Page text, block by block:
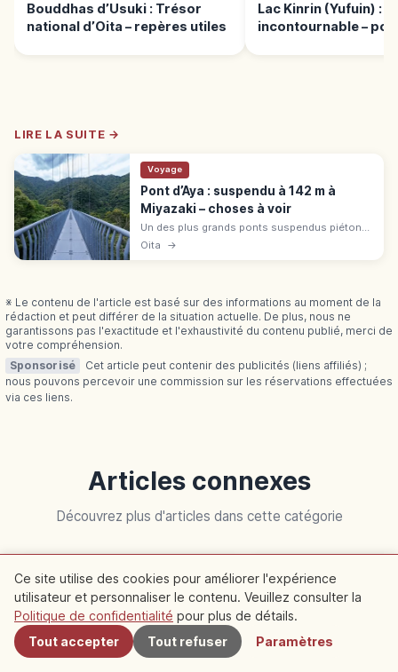
Bouddhas d’Usuki : Trésor
national d’Oita – repères utiles
Lac Kinrin (Yufuin) :
incontournable –
LIRE LA SUITE →
Voyage
Pont d’Aya : suspendu à 142 m à
Miyazaki – choses à voir
Un des plus grands ponts suspendus piétons
du Japon (142 m × 250 m × 1,2 m) à Aya,
Oita →
※ Le contenu de l'article est basé sur des informations au moment de la
rédaction et peut différer de la situation actuelle. De plus, nous ne
garantissons pas l'exactitude et l'exhaustivité du contenu publié, merci de
votre compréhension.
Sponsorisé
Cet article peut contenir des publicités (liens affiliés) ;
nous pouvons percevoir une commission sur les réservations effectuées
via ces liens.
Articles connexes
Découvrez plus d'articles dans cette catégorie
Kyoto Kyoto
À proximité
Ce site utilise des cookies pour améliorer l'expérience
utilisateur et personnaliser le contenu. Veuillez consulter la
Politique de confidentialité pour plus de détails.
Tout accepter
Tout refuser Paramètres